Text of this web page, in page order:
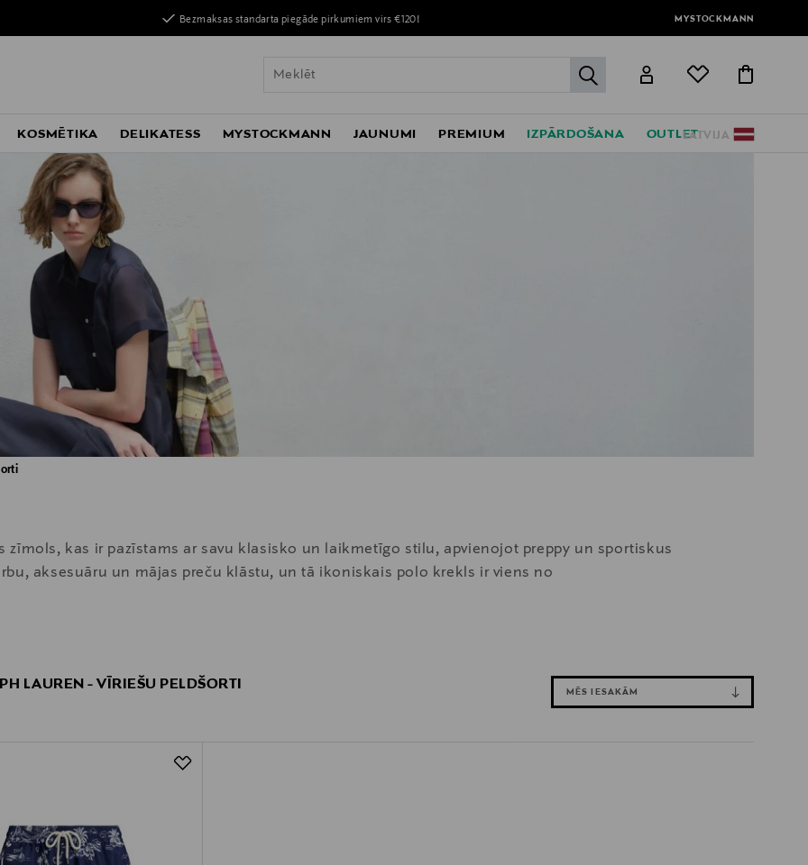
Bezmaksas standarta piegāde pirkumiem virs €120! MYSTOCKMANN
label.header.go
LATVIJA
KOSMĒTIKA DELIKATESS MYSTOCKMANN JAUNUMI PREMIUM IZPĀRDOŠANA OUTLET
zīmols, kas ir pazīstams ar savu klasisko un laikmetīgo stilu, apvienojot preppy un sportiskus
aksesuāru un mājas preču klāstu, un tā ikoniskais polo krekls ir viens no
LAUREN - VĪRIEŠU PELDŠORTI MĒS IESAKĀM